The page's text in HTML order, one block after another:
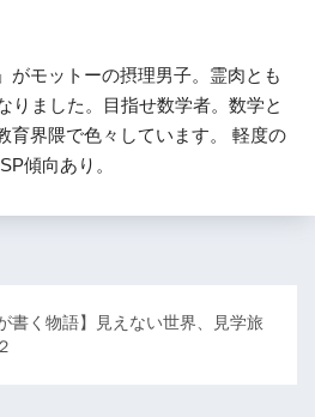
がモットーの摂理男子。霊肉とも
りました。目指せ数学者。数学と
育界隈で色々しています。 軽度の
傾向あり。
書く物語】見えない世界、見学旅